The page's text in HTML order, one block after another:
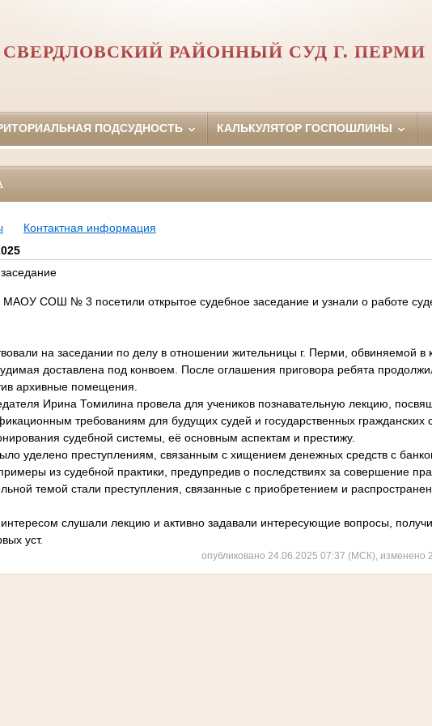
СВЕРДЛОВСКИЙ РАЙОННЫЙ СУД Г. ПЕРМИ
ПОДСУДНОСТЬ КАЛЬКУЛЯТОР ГОСПОШЛИНЫ
Контактная информация
МАОУ СОШ № 3 посетили открытое судебное заседание и узнали о работе
на заседании по делу в отношении жительницы г. Перми, обвиняемой в
доставлена под конвоем. После оглашения приговора ребята
архивные помещения.
Ирина Томилина провела для учеников познавательную лекцию,
требованиям для будущих судей и государственных гражданских
судебной системы, её основным аспектам и престижу.
уделено преступлениям, связанным с хищением денежных средств с
из судебной практики, предупредив о последствиях за совершение
темой стали преступления, связанные с приобретением и
слушали лекцию и активно задавали интересующие вопросы,
уст.
опубликовано 24.06.2025 07:37 (МСК), изменено